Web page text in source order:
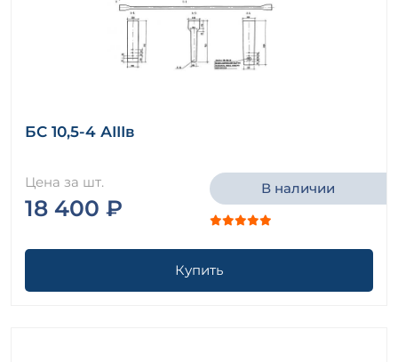
БС 10,5-4 АIIIв
Цена за шт.
18 400 ₽
В наличии
Купить